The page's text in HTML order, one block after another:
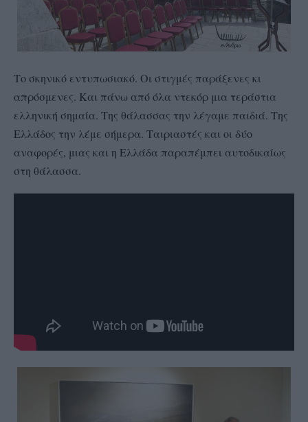
Το σκηνικό εντυπωσιακό. Οι στιγμές παράξενες κι
απρόσμενες. Και πάνω από όλα ντεκόρ μια τεράστια
ελληνική σημαία. Της θάλασσας την λέγαμε παιδιά. Της
Ελλάδος την λέμε σήμερα. Ταιριαστές και οι δύο
αναφορές, μιας και η Ελλάδα παραπέμπει αυτοδικαίως
στη θάλασσα.